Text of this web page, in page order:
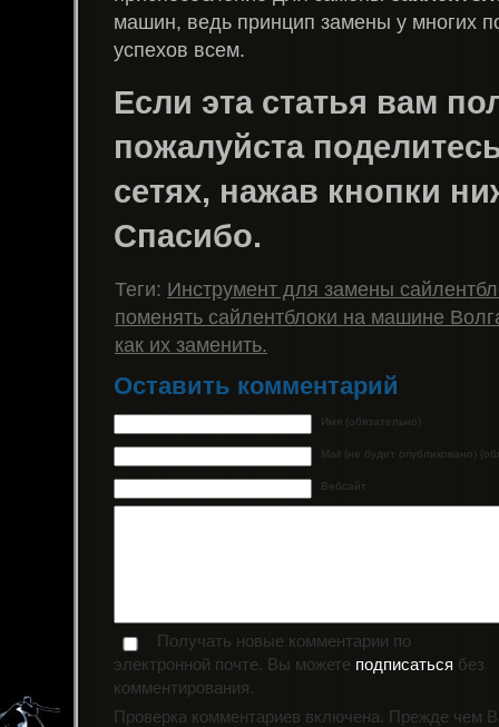
машин, ведь принцип замены у многих
успехов всем.
Если эта статья вам
пожалуйста
сетях, нажав кнопки
Спасибо.
Теги: Инструмент для замены
поменять сайлентблоки на машине
как их заменить.
Оставить комментарий
Имя (обязательно)
Mail (не будет опубликовано)
Вебсайт
Получать новые комментарии по
электронной почте. Вы можете подписаться без
комментирования.
Проверка комментариев включена. Прежде чем